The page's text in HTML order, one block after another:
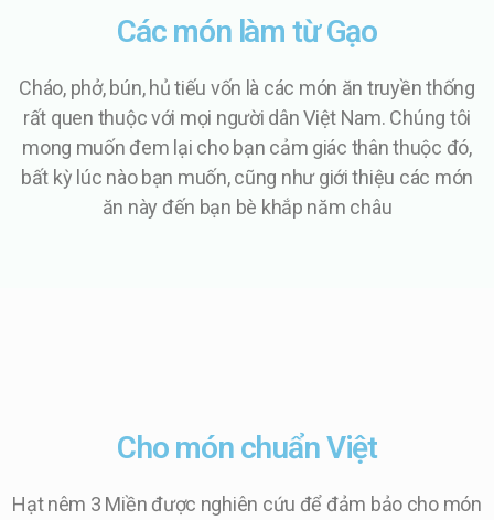
Các món làm từ Gạo
Cháo, phở, bún, hủ tiếu vốn là các món ăn truyền thống
rất quen thuộc với mọi người dân Việt Nam. Chúng tôi
mong muốn đem lại cho bạn cảm giác thân thuộc đó,
bất kỳ lúc nào bạn muốn, cũng như giới thiệu các món
ăn này đến bạn bè khắp năm châu
Cho món chuẩn Việt
Hạt nêm 3 Miền được nghiên cứu để đảm bảo cho món